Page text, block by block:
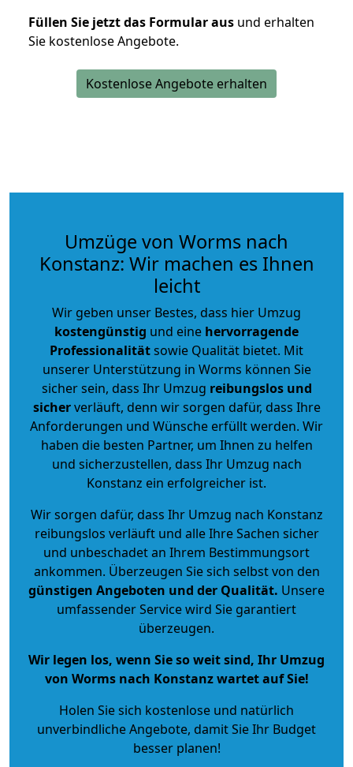
Füllen Sie jetzt das Formular aus und erhalten
Sie kostenlose Angebote.
Kostenlose Angebote erhalten
Umzüge von Worms nach
Konstanz: Wir machen es Ihnen
leicht
Wir geben unser Bestes, dass hier Umzug
kostengünstig und eine hervorragende
Professionalitätsowie Qualität bietet. Mit
unserer Unterstützung in Worms können Sie
sicher sein, dass Ihr Umzug reibungslos und
sicherverläuft, denn wir sorgen dafür, dass Ihre
Anforderungen und Wünsche erfüllt werden. Wir
haben die besten Partner, um Ihnen zu helfen
und sicherzustellen, dass Ihr Umzug nach
Konstanz ein erfolgreicher ist.
Wir sorgen dafür, dass Ihr Umzug nach Konstanz
reibungslos verläuft und alle Ihre Sachen sicher
und unbeschadet an Ihrem Bestimmungsort
ankommen. Überzeugen Sie sich selbst von den
günstigen Angeboten und der Qualität. Unsere
umfassender Service wird Sie garantiert
überzeugen.
Wir legen los, wenn Sie so weit sind, Ihr Umzug
von Worms nach Konstanz wartet auf Sie!
Holen Sie sich kostenlose und natürlich
unverbindliche Angebote, damit Sie Ihr Budget
besser planen!